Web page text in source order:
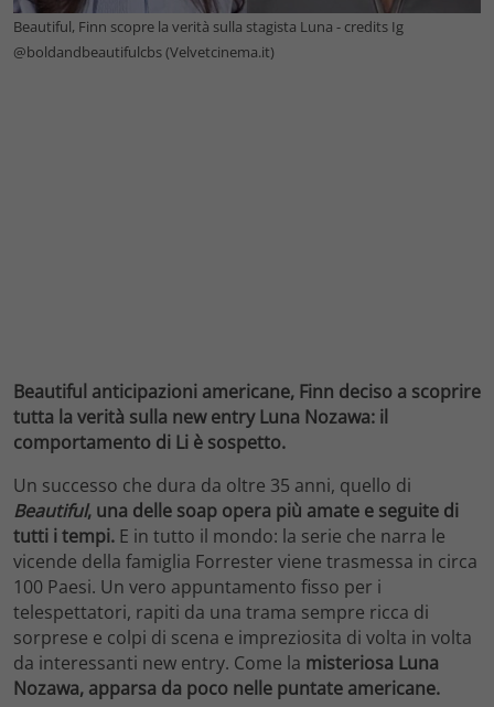
Beautiful, Finn scopre la verità sulla stagista Luna - credits Ig
@boldandbeautifulcbs (Velvetcinema.it)
Beautiful anticipazioni americane, Finn deciso a scoprire
tutta la verità sulla new entry Luna Nozawa: il
comportamento di Li è sospetto.
Un successo che dura da oltre 35 anni, quello di
Beautiful, una delle soap opera più amate e seguite di
tutti i tempi. E in tutto il mondo: la serie che narra le
vicende della famiglia Forrester viene trasmessa in circa
100 Paesi. Un vero appuntamento fisso per i
telespettatori, rapiti da una trama sempre ricca di
sorprese e colpi di scena e impreziosita di volta in volta
da interessanti new entry. Come la misteriosa Luna
Nozawa, apparsa da poco nelle puntate americane.